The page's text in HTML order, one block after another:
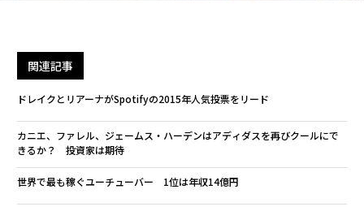
関連記事
ドレイクとリアーナがSpotifyの2015年人気投票をリード
カニエ、ファレル、ジェームス・ハーデンはアディダスを再びクールにで
きるか？ 投資家は期待
世界で最も稼ぐユーチューバー 1位は年収14億円